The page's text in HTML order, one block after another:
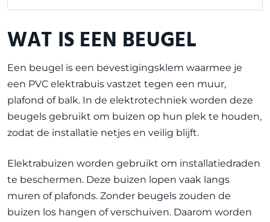
WAT IS EEN BEUGEL
Een beugel is een bevestigingsklem waarmee je
een PVC elektrabuis vastzet tegen een muur,
plafond of balk. In de elektrotechniek worden deze
beugels gebruikt om buizen op hun plek te houden,
zodat de installatie netjes en veilig blijft.
Elektrabuizen worden gebruikt om installatiedraden
te beschermen. Deze buizen lopen vaak langs
muren of plafonds. Zonder beugels zouden de
buizen los hangen of verschuiven. Daarom worden